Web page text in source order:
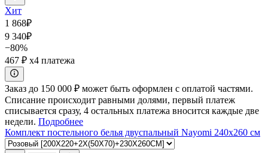
Хит
1 868₽
9 340₽
−80%
467 ₽ x4 платежа
Заказ до 150 000 ₽ может быть оформлен с оплатой частями.
Списание происходит равными долями, первый платеж
списывается сразу, 4 остальных платежа вносится каждые две
недели. Подробнее
Комплект постельного белья двуспальный Nayomi 240x260 см